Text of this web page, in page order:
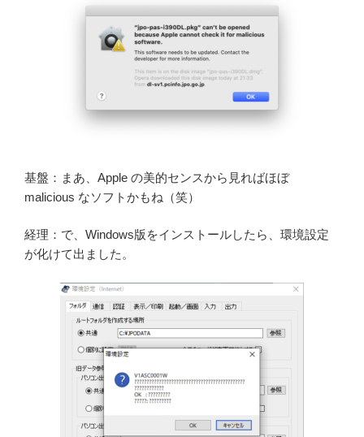
基盤：まあ、Apple の美的センスから見ればほぼ
malicious なソフトかもね（笑）
経理：で、Windows版をインストールしたら、環境設定
が化けて出ました。